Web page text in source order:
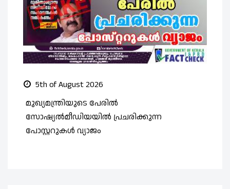
5th of August 2026
മുഖ്യമന്ത്രിയുടെ പേരിൽ
സോഷ്യൽമീഡിയയിൽ പ്രചരിക്കുന്ന
പോസ്റ്ററുകൾ വ്യാജം